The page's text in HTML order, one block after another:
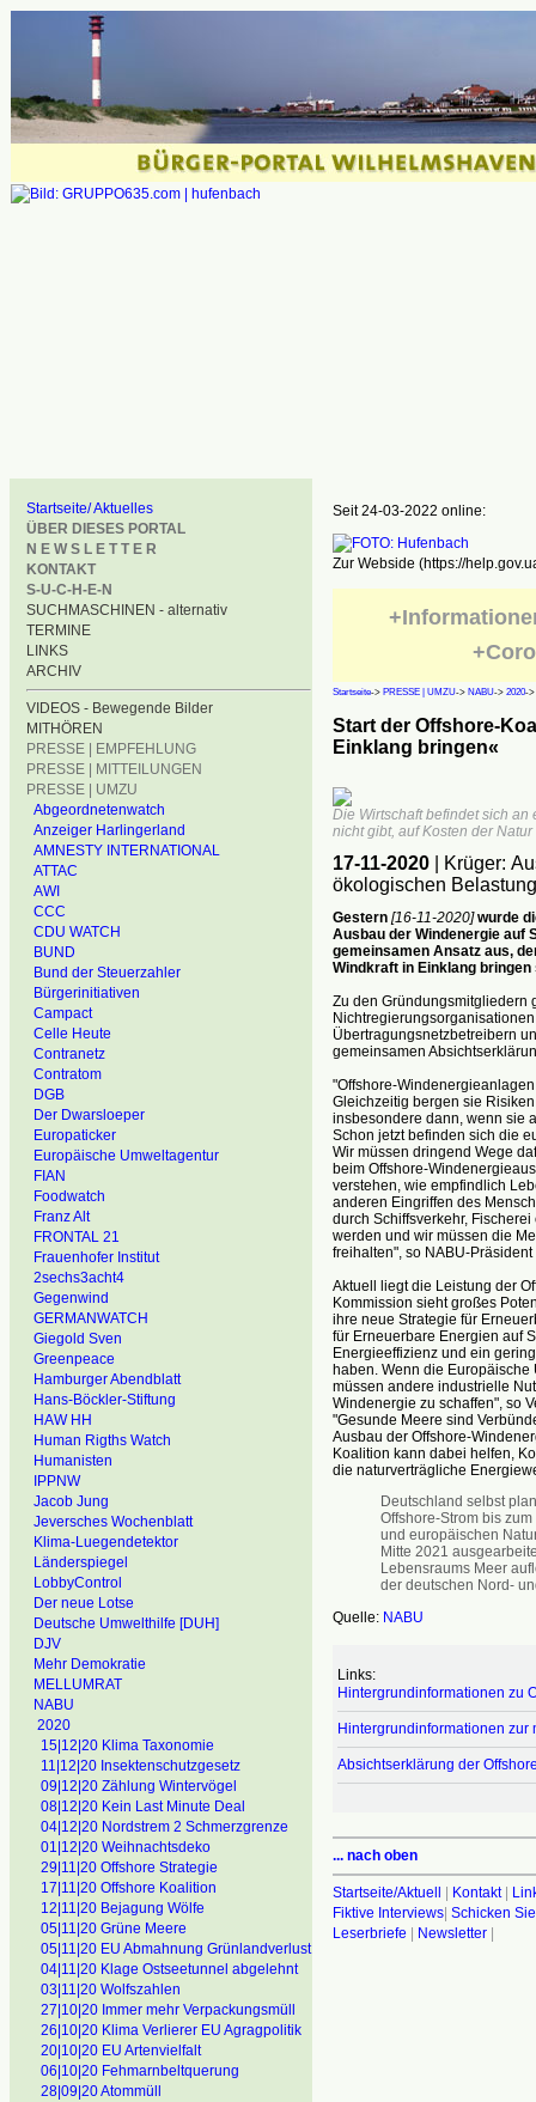
Startseite/ Aktuelles
ÜBER DIESES PORTAL
N E W S L E T T E R
KONTAKT
S-U-C-H-E-N
SUCHMASCHINEN - alternativ
TERMINE
LINKS
ARCHIV
VIDEOS - Bewegende Bilder
MITHÖREN
PRESSE | EMPFEHLUNG
PRESSE | MITTEILUNGEN
PRESSE | UMZU
Abgeordnetenwatch
Anzeiger Harlingerland
AMNESTY INTERNATIONAL
ATTAC
AWI
CCC
CDU WATCH
BUND
Bund der Steuerzahler
Bürgerinitiativen
Campact
Celle Heute
Contranetz
Contratom
DGB
Der Dwarsloeper
Europaticker
Europäische Umweltagentur
FIAN
Foodwatch
Franz Alt
FRONTAL 21
Frauenhofer Institut
2sechs3acht4
Gegenwind
GERMANWATCH
Giegold Sven
Greenpeace
Hamburger Abendblatt
Hans-Böckler-Stiftung
HAW HH
Human Rigths Watch
Humanisten
IPPNW
Jacob Jung
Jeversches Wochenblatt
Klima-Luegendetektor
Länderspiegel
LobbyControl
Der neue Lotse
Deutsche Umwelthilfe [DUH]
DJV
Mehr Demokratie
MELLUMRAT
NABU
2020
15|12|20 Klima Taxonomie
11|12|20 Insektenschutzgesetz
09|12|20 Zählung Wintervögel
08|12|20 Kein Last Minute Deal
04|12|20 Nordstrem 2 Schmerzgrenze
01|12|20 Weihnachtsdeko
29|11|20 Offshore Strategie
17|11|20 Offshore Koalition
12|11|20 Bejagung Wölfe
05|11|20 Grüne Meere
05|11|20 EU Abmahnung Grünlandverlust
04|11|20 Klage Ostseetunnel abgelehnt
03|11|20 Wolfszahlen
27|10|20 Immer mehr Verpackungsmüll
26|10|20 Klima Verlierer EU Agragpolitik
20|10|20 EU Artenvielfalt
06|10|20 Fehmarnbeltquerung
28|09|20 Atommüll
Seit 24-03-2022 online:
Zur Webside (https://
Startseite-> PRESSE | UMZU-> NABU-> 2020->
Start der Offshore-
Einklang bringen«
Die Wirtschaft befindet sich
nicht gibt, auf Kosten der
17-11-2020
| Krüger:
ökologischen
Gestern [16-11-2020]wurde
Ausbau der Windenergie auf
gemeinsamen Ansatz aus,
Windkraft in Einklang bringen
Zu den Gründungsmitgliedern
Übertragungsnetzbetreibern
gemeinsamen
"Offshore-
Gleichzeitig bergen sie
insbesondere dann, wenn sie
Schon jetzt befinden sich die
Wir müssen dringend Wege
beim Offshore-
verstehen, wie empfindlich
anderen Eingriffen des
durch Schiffsverkehr,
werden und wir müssen die
freihalten", so NABU-
Aktuell liegt die Leistung der
Kommission sieht großes
ihre neue Strategie für
für Erneuerbare Energien auf
Energieeffizienz und ein
haben. Wenn die
müssen andere industrielle
Windenergie zu schaffen", so
"Gesunde Meere sind
Ausbau der Offshore-
Koalition kann dabei helfen,
die naturverträgliche
Deutschland selbst
Offshore-Strom bis
und europäischen
Mitte 2021
Lebensraums Meer
der deutschen Nord-
Quelle: NABU
Links:
Hintergrundinformationen zu
Hintergrundinformationen zur
Absichtserklärung der
... nach oben
Startseite/Aktuell | Kontakt|
Fiktive Interviews| Schicken
Leserbriefe | Newsletter|